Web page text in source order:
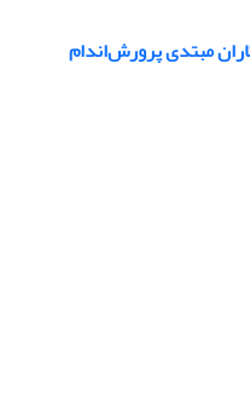
مبتدی پرورش‌اندام